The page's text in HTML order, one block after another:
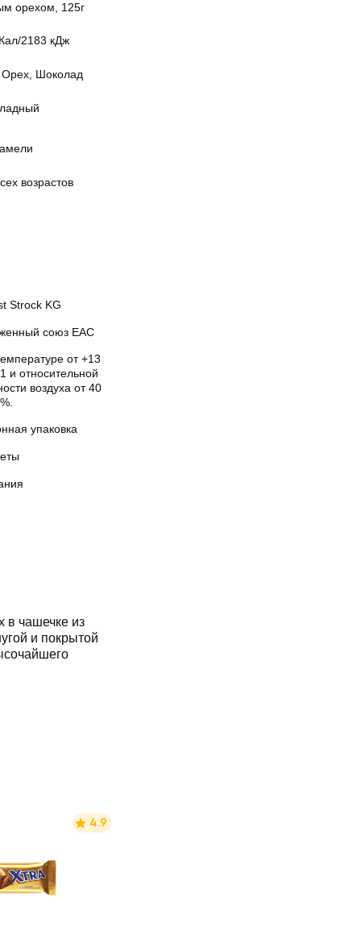
орехом, 125г
2183 кДж
Орех, Шоколад
возрастов
Strock KG
союз EAC
от +13
и относительной
воздуха от 40
упаковка
в чашечке из
и покрытой
4.9